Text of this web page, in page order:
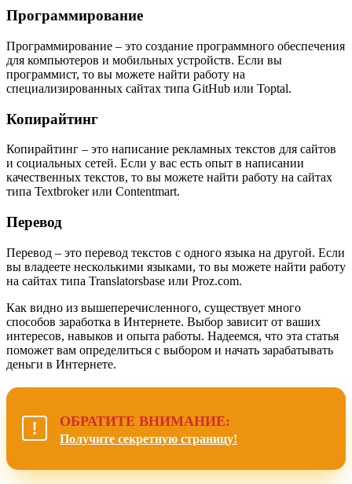
Программирование
Программирование – это создание программного обеспечения
для компьютеров и мобильных устройств. Если вы
программист, то вы можете найти работу на
специализированных сайтах типа GitHub или Toptal.
Копирайтинг
Копирайтинг – это написание рекламных текстов для сайтов
и социальных сетей. Если у вас есть опыт в написании
качественных текстов, то вы можете найти работу на сайтах
типа Textbroker или Contentmart.
Перевод
Перевод – это перевод текстов с одного языка на другой. Если
вы владеете несколькими языками, то вы можете найти работу
на сайтах типа Translatorsbase или Proz.com.
Как видно из вышеперечисленного, существует много
способов заработка в Интернете. Выбор зависит от ваших
интересов, навыков и опыта работы. Надеемся, что эта статья
поможет вам определиться с выбором и начать зарабатывать
деньги в Интернете.
ОБРАТИТЕ ВНИМАНИЕ:
Получите секретную страницу!